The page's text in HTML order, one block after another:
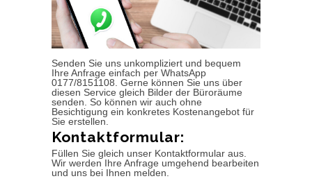
Senden Sie uns unkompliziert und bequem
Ihre Anfrage einfach per WhatsApp
0177/8151108. Gerne können Sie uns über
diesen Service gleich Bilder der Büroräume
senden. So können wir auch ohne
Besichtigung ein konkretes Kostenangebot für
Sie erstellen.
Kontaktformular:
Füllen Sie gleich unser Kontaktformular aus.
Wir werden Ihre Anfrage umgehend bearbeiten
und uns bei Ihnen melden.